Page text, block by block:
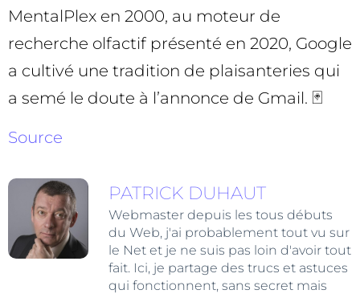
MentalPlex en 2000, au moteur de
recherche olfactif présenté en 2020, Google
a cultivé une tradition de plaisanteries qui
a semé le doute à l’annonce de Gmail. 🃏
Source
PATRICK DUHAUT
Webmaster depuis les tous débuts
du Web, j'ai probablement tout vu sur
le Net et je ne suis pas loin d'avoir tout
fait. Ici, je partage des trucs et astuces
qui fonctionnent, sans secret mais